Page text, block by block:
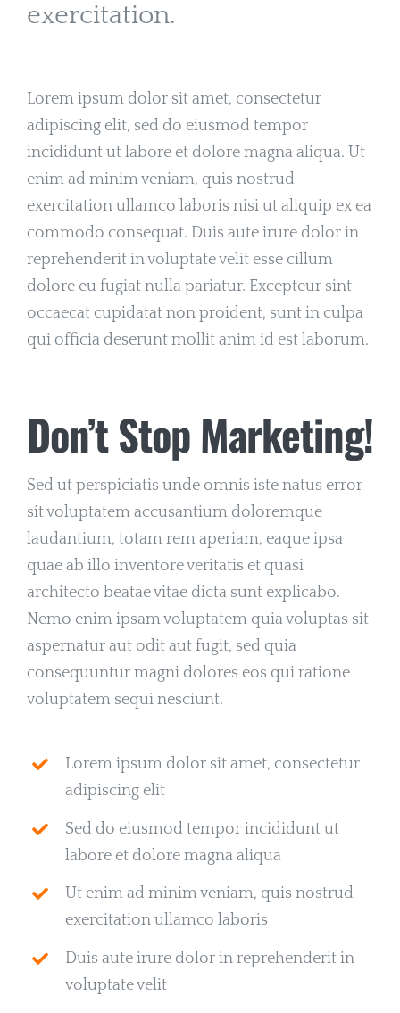
exercitation.
Lorem ipsum dolor sit amet, consectetur
adipiscing elit, sed do eiusmod tempor
incididunt ut labore et dolore magna aliqua. Ut
enim ad minim veniam, quis nostrud
exercitation ullamco laboris nisi ut aliquip ex ea
commodo consequat. Duis aute irure dolor in
reprehenderit in voluptate velit esse cillum
dolore eu fugiat nulla pariatur. Excepteur sint
occaecat cupidatat non proident, sunt in culpa
qui officia deserunt mollit anim id est laborum.
Don’t Stop Marketing!
Sed ut perspiciatis unde omnis iste natus error
sit voluptatem accusantium doloremque
laudantium, totam rem aperiam, eaque ipsa
quae ab illo inventore veritatis et quasi
architecto beatae vitae dicta sunt explicabo.
Nemo enim ipsam voluptatem quia voluptas sit
aspernatur aut odit aut fugit, sed quia
consequuntur magni dolores eos qui ratione
voluptatem sequi nesciunt.
Lorem ipsum dolor sit amet, consectetur
adipiscing elit
Sed do eiusmod tempor incididunt ut
labore et dolore magna aliqua
Ut enim ad minim veniam, quis nostrud
exercitation ullamco laboris
Duis aute irure dolor in reprehenderit in
voluptate velit